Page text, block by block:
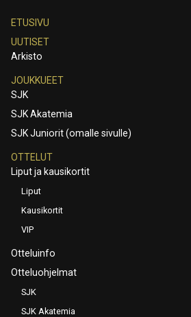
ETUSIVU
UUTISET
Arkisto
JOUKKUEET
SJK
SJK Akatemia
SJK Juniorit (omalle sivulle)
OTTELUT
Liput ja kausikortit
Liput
Kausikortit
VIP
Otteluinfo
Otteluohjelmat
SJK
SJK Akatemia